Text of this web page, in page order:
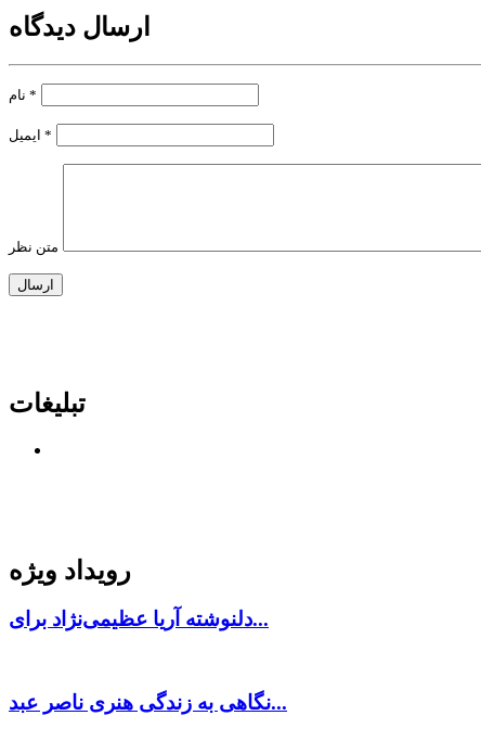
ارسال دیدگاه
*
*
متن نظر
تبلیغات
رویداد ویژه
دلنوشته آریا عظیمی‌نژاد برای...
نگاهی به زندگی هنری ناصر عبد...